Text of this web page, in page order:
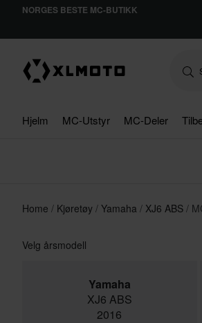
NORGES BESTE MC-BUTIKK
Hjelm MC-Utstyr MC-Deler
Home Kjøretøy Yamaha XJ6 ABS
Velg årsmodell
Yamaha
XJ6 ABS
2016